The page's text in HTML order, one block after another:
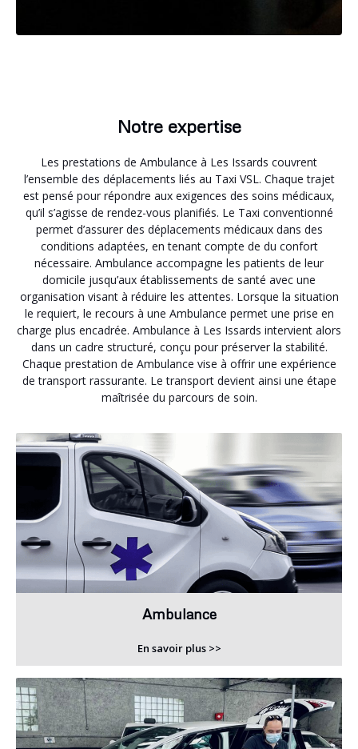
Notre expertise
Les prestations de Ambulance à Les Issards couvrent
l’ensemble des déplacements liés au Taxi VSL. Chaque trajet
est pensé pour répondre aux exigences des soins médicaux,
qu’il s’agisse de rendez-vous planifiés. Le Taxi conventionné
permet d’assurer des déplacements médicaux dans des
conditions adaptées, en tenant compte de du confort
nécessaire. Ambulance accompagne les patients de leur
domicile jusqu’aux établissements de santé avec une
organisation visant à réduire les attentes. Lorsque la situation
le requiert, le recours à une Ambulance permet une prise en
charge plus encadrée. Ambulance à Les Issards intervient alors
dans un cadre structuré, conçu pour préserver la stabilité.
Chaque prestation de Ambulance vise à offrir une expérience
de transport rassurante. Le transport devient ainsi une étape
maîtrisée du parcours de soin.
Ambulance
En savoir plus >>